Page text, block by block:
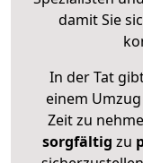
damit Sie
In der Tat
einem
Zeit zu
sorgfältig zu